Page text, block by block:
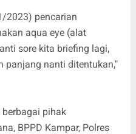
2023) pencarian
aqua eye (alat
sore kita briefing lagi,
panjang nanti ditentukan,"
pihak
BPPD Kampar, Polres